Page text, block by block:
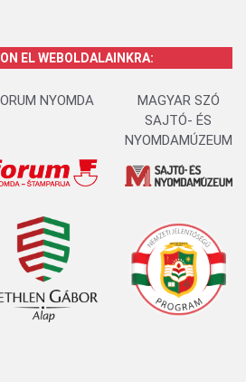
EL WEBOLDALAINKRA:
NYOMDA
MAGYAR SZÓ
SAJTÓ- ÉS
NYOMDAMÚZEUM